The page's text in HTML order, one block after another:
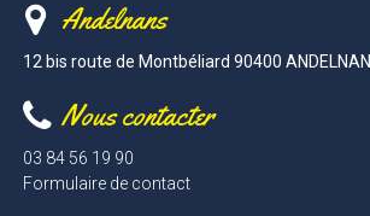
Andelnans
12 bis route de Montbéliard 90400
Nous contacter
03 84 56 19 90
Formulaire de contact